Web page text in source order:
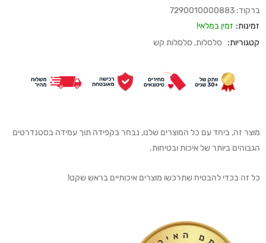
ברקוד: 7290010000883
זמינות: זמין במלאי!
קטגוריות:
סלסלות, סלסלות קש
מוצר זה, ביחד עם כל המוצרים שלנו, נבחר בקפידה תוך עמידה בסטנדרטים
הגבוהים ביותר של איכות ובטיחות.
כל זה בכדי להבטיח שתרכשו מוצרים איכותיים בראש שקט!